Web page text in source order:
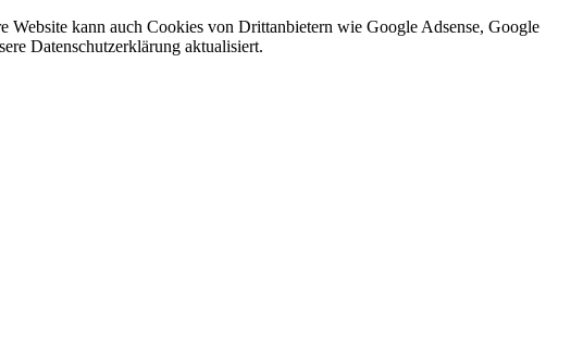
Website kann auch Cookies von Drittanbietern wie Google Adsense, Google
Datenschutzerklärung aktualisiert.